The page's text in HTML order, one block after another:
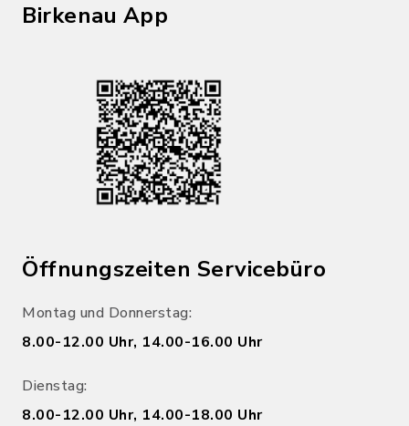
Birkenau App
Öffnungszeiten Servicebüro
Montag und Donnerstag:
8.00-12.00 Uhr, 14.00-16.00 Uhr
Dienstag:
8.00-12.00 Uhr, 14.00-18.00 Uhr